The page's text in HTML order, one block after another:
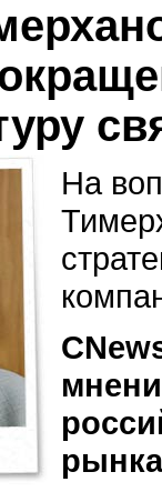
На